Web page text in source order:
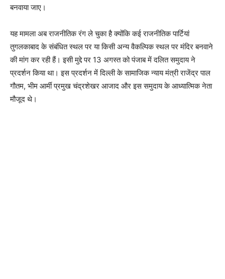
बनवाया जाए।
यह मामला अब राजनीतिक रंग ले चुका है क्योंकि कई राजनीतिक पार्टियां
तुगलकाबाद के संबंधित स्थल पर या किसी अन्य वैकल्पिक स्थल पर मंदिर बनवाने
की मांग कर रही हैं। इसी मुद्दे पर 13 अगस्त को पंजाब में दलित समुदाय ने
प्रदर्शन किया था। इस प्रदर्शन में दिल्ली के सामाजिक न्याय मंत्री राजेंद्र पाल
गौतम, भीम आर्मी प्रमुख चंद्रशेखर आजाद और इस समुदाय के आध्यात्मिक नेता
मौजूद थे।